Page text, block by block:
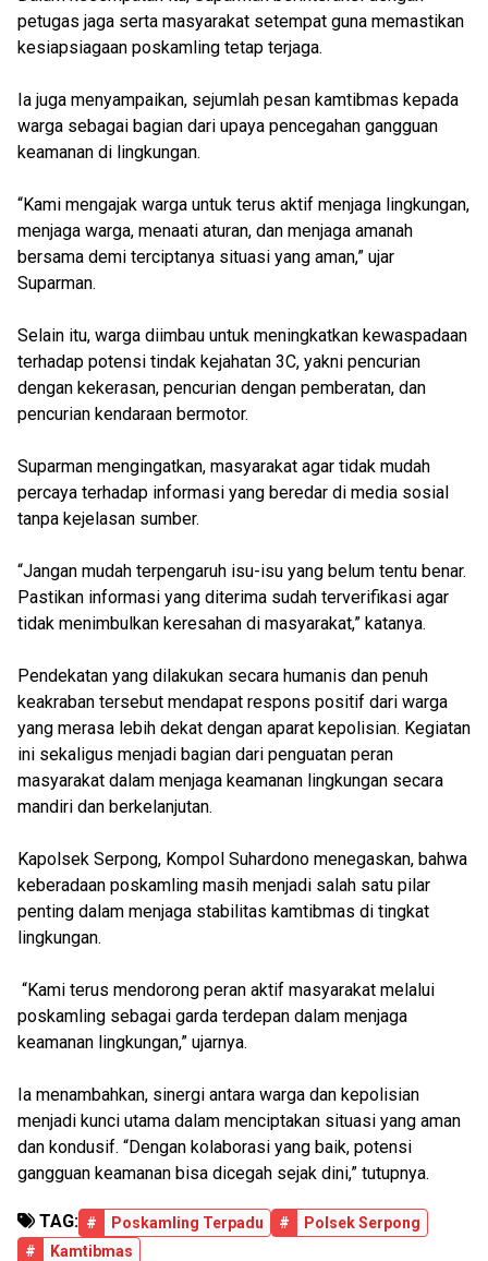
petugas jaga serta masyarakat setempat guna memastikan
kesiapsiagaan poskamling tetap terjaga.
Ia juga menyampaikan, sejumlah pesan kamtibmas kepada
warga sebagai bagian dari upaya pencegahan gangguan
keamanan di lingkungan.
“Kami mengajak warga untuk terus aktif menjaga lingkungan,
menjaga warga, menaati aturan, dan menjaga amanah
bersama demi terciptanya situasi yang aman,” ujar
Suparman.
Selain itu, warga diimbau untuk meningkatkan kewaspadaan
terhadap potensi tindak kejahatan 3C, yakni pencurian
dengan kekerasan, pencurian dengan pemberatan, dan
pencurian kendaraan bermotor.
Suparman mengingatkan, masyarakat agar tidak mudah
percaya terhadap informasi yang beredar di media sosial
tanpa kejelasan sumber.
“Jangan mudah terpengaruh isu-isu yang belum tentu benar.
Pastikan informasi yang diterima sudah terverifikasi agar
tidak menimbulkan keresahan di masyarakat,” katanya.
Pendekatan yang dilakukan secara humanis dan penuh
keakraban tersebut mendapat respons positif dari warga
yang merasa lebih dekat dengan aparat kepolisian. Kegiatan
ini sekaligus menjadi bagian dari penguatan peran
masyarakat dalam menjaga keamanan lingkungan secara
mandiri dan berkelanjutan.
Kapolsek Serpong, Kompol Suhardono menegaskan, bahwa
keberadaan poskamling masih menjadi salah satu pilar
penting dalam menjaga stabilitas kamtibmas di tingkat
lingkungan.
“Kami terus mendorong peran aktif masyarakat melalui
poskamling sebagai garda terdepan dalam menjaga
keamanan lingkungan,” ujarnya.
Ia menambahkan, sinergi antara warga dan kepolisian
menjadi kunci utama dalam menciptakan situasi yang aman
dan kondusif. “Dengan kolaborasi yang baik, potensi
gangguan keamanan bisa dicegah sejak dini,” tutupnya.
TAG: # Poskamling Terpadu #
Polsek Serpong
#
Kamtibmas